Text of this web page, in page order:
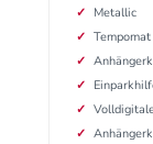
Metallic
Tempomat